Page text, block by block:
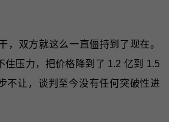
，双方就这么一直僵持到了现在。
住压力，把价格降到了 1.2 亿到 1.5
不让，谈判至今没有任何突破性进